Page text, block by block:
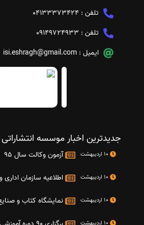
تلفن : 04133373424
تلفن : 09149724933
ایمیل : isi.eshragh@gmail.com
جدیدترین اخبار موسسه
آزمون وکالت سال 95
اطلاعیه سازمان
نمایشگاه کتاب و صنایع